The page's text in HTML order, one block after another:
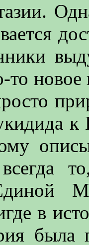
то
к
в
была